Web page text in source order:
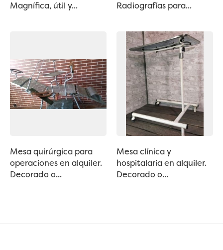
Magnífica, útil y...
Radiografías para...
Mesa quirúrgica para
operaciones en alquiler.
Decorado o...
Mesa clínica y
hospitalaria en alquiler.
Decorado o...